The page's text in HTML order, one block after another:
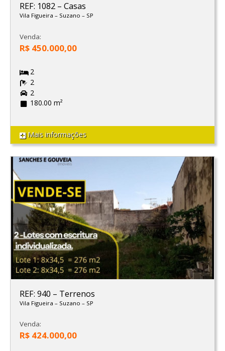
REF: 1082 – Casas
Vila Figueira – Suzano – SP
Venda:
R$ 450.000,00
2
2
2
180.00 m²
Mais informações
REF: 940 – Terrenos
Vila Figueira – Suzano – SP
Venda:
R$ 424.000,00